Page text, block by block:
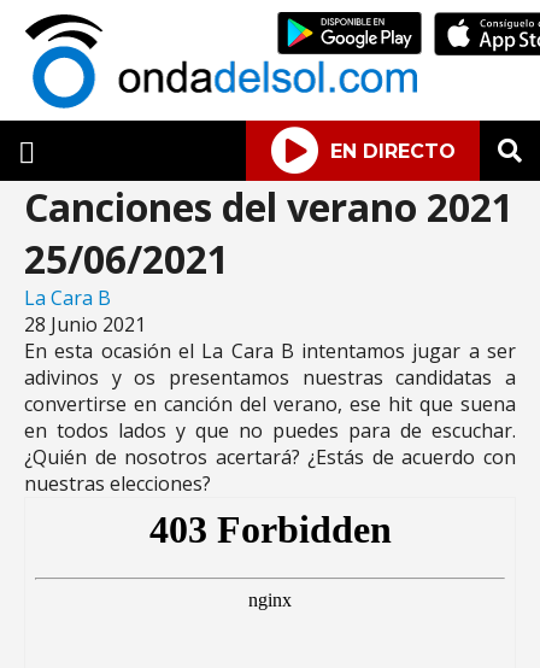
EN DIRECTO
Canciones del verano 2021
25/06/2021
La Cara B
28 Junio 2021
En esta ocasión el La Cara B intentamos jugar a ser
adivinos y os presentamos nuestras candidatas a
convertirse en canción del verano, ese hit que suena
en todos lados y que no puedes para de escuchar.
¿Quién de nosotros acertará? ¿Estás de acuerdo con
nuestras elecciones?